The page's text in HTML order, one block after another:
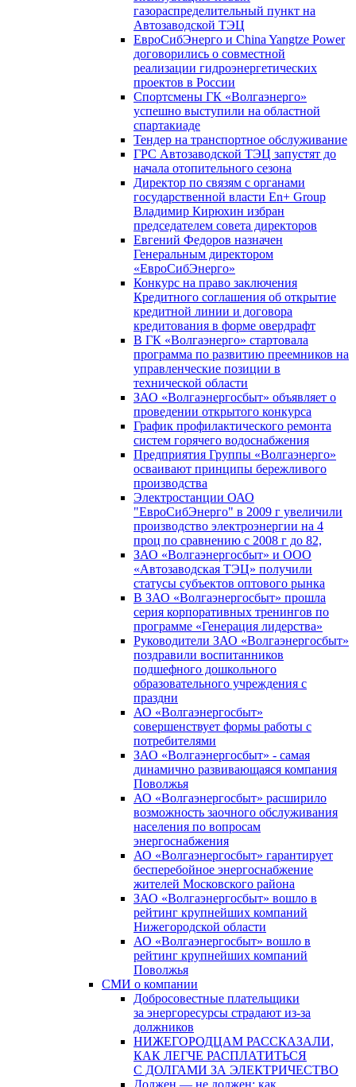
газораспределительный пункт на
Автозаводской ТЭЦ
ЕвроСибЭнерго и China Yangtze Power
договорились о совместной
реализации гидроэнергетических
проектов в России
Спортсмены ГК «Волгаэнерго»
успешно выступили на областной
спартакиаде
Тендер на транспортное обслуживание
ГРС Автозаводской ТЭЦ запустят до
начала отопительного сезона
Директор по связям с органами
государственной власти En+ Group
Владимир Кирюхин избран
председателем совета директоров
Евгений Федоров назначен
Генеральным директором
«ЕвроСибЭнерго»
Конкурс на право заключения
Кредитного соглашения об открытие
кредитной линии и договора
кредитования в форме овердрафт
В ГК «Волгаэнерго» стартовала
программа по развитию преемников на
управленческие позиции в
технической области
ЗАО «Волгаэнергосбыт» объявляет о
проведении открытого конкурса
График профилактического ремонта
систем горячего водоснабжения
Предприятия Группы «Волгаэнерго»
осваивают принципы бережливого
производства
Электростанции ОАО
"ЕвроСибЭнерго" в 2009 г увеличили
производство электроэнергии на 4
проц по сравнению с 2008 г до 82,
ЗАО «Волгаэнергосбыт» и ООО
«Автозаводская ТЭЦ» получили
статусы субъектов оптового рынка
В ЗАО «Волгаэнергосбыт» прошла
серия корпоративных тренингов по
программе «Генерация лидерства»
Руководители ЗАО «Волгаэнергосбыт»
поздравили воспитанников
подшефного дошкольного
образовательного учреждения с
праздни
АО «Волгаэнергосбыт»
совершенствует формы работы с
потребителями
ЗАО «Волгаэнергосбыт» - самая
динамично развивающаяся компания
Поволжья
АО «Волгаэнергосбыт» расширило
возможность заочного обслуживания
населения по вопросам
энергоснабжения
АО «Волгаэнергосбыт» гарантирует
бесперебойное энергоснабжение
жителей Московского района
ЗАО «Волгаэнергосбыт» вошло в
рейтинг крупнейших компаний
Нижегородской области
АО «Волгаэнергосбыт» вошло в
рейтинг крупнейших компаний
Поволжья
СМИ о компании
Добросовестные плательщики
за энергоресурсы страдают из-за
должников
НИЖЕГОРОДЦАМ РАССКАЗАЛИ,
КАК ЛЕГЧЕ РАСПЛАТИТЬСЯ
С ДОЛГАМИ ЗА ЭЛЕКТРИЧЕСТВО